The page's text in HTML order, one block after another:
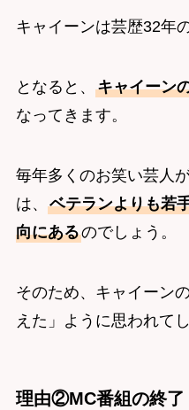
キャイーンは芸歴32年
となると、 キャイーン
なってきます。
毎年多くのお笑い芸人
は、 ベテランよりも若
向にあるのでしょう。
そのため、キャイーン
えた」ように思われて
理由②MC番組の終了